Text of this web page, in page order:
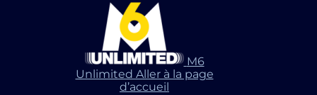
M6
Unlimited Aller à la page
d’accueil